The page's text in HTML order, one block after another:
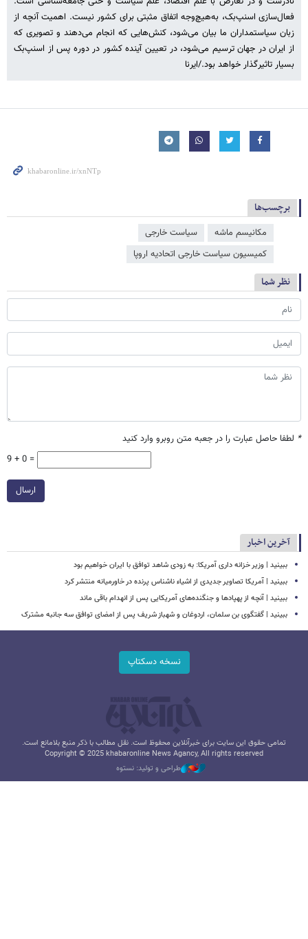
فعال‌سازی اسنپ‌بک، به‌هیچ‌وجه اتفاق مثبتی برای کشور نیست. اهمیت آنچه از
زبان سیاستمداران ما بیان می‌شود، کنش‌هایی که انجام می‌دهند و تصویری که
از ایران در جهان ترسیم می‌شود، در تعیین آینده کشور در دوره پس از اسنپ‌بک
بسیار تاثیرگذار خواهد بود./ایرنا
برچسب‌ها
مکانیسم ماشه
سیاست خارجی
کمیسیون سیاست خارجی اتحادیه اروپا
نظر شما
* لطفا حاصل عبارت را در جعبه متن روبرو وارد کنید
9 + 0 =
ارسال
آخرین اخبار
ببینید | وزیر خزانه داری آمریکا: به زودی شاهد توافق با ایران خواهیم بود
ببینید | آمریکا تصاویر جدیدی از اشیاء ناشناس پرنده در خاورمیانه منتشر کرد
ببینید | آنچه از پهپادها و جنگنده‌های آمریکایی پس از انهدام باقی ماند
ببینید | گفتگوی بن سلمان، اردوغان و شهباز شریف پس از امضای توافق سه جانبه مشترک
نسخه دسکتاپ
تمامی حقوق این سایت برای خبرآنلاین محفوظ است. نقل مطالب با ذکر منبع بلامانع است.
Copyright © 2025 khabaronline News Agancy, All rights reserved
طراحی و تولید: نستوه